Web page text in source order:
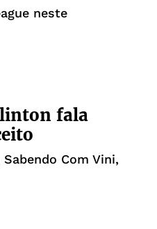
neste
fala
Com Vini,